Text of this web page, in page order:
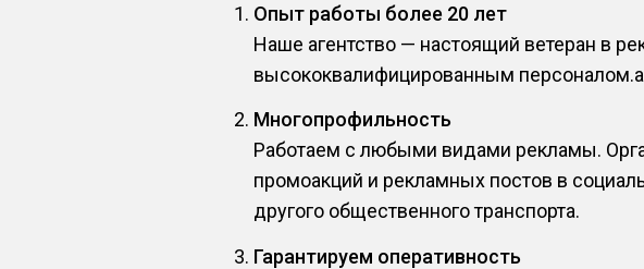
Опыт работы более 20 лет
Наше агентство — настоящий ветеран в
высококвалифицированным персоналом.a
Многопрофильность
Работаем с любыми видами рекламы.
промоакций и рекламных постов в
другого общественного транспорта.
Гарантируем оперативность